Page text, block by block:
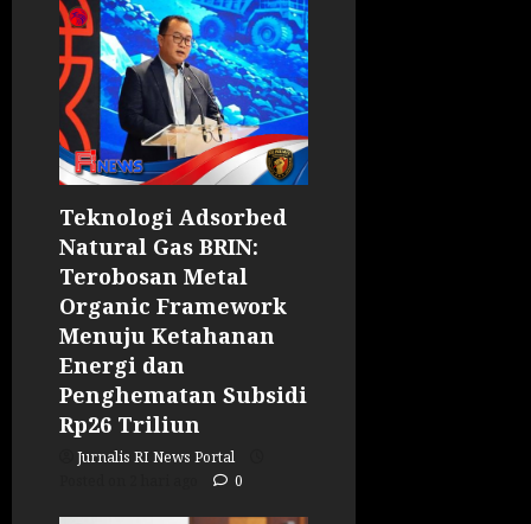
Teknologi Adsorbed
Natural Gas BRIN:
Terobosan Metal
Organic Framework
Menuju Ketahanan
Energi dan
Penghematan Subsidi
Rp26 Triliun
Jurnalis RI News Portal
0